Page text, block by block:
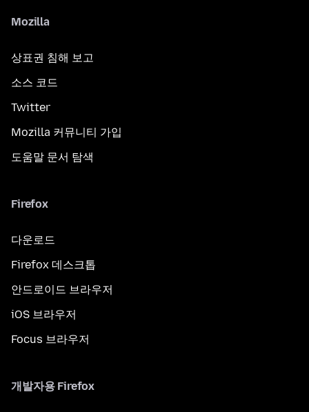
Mozilla
상표권 침해 보고
소스 코드
Twitter
Mozilla 커뮤니티 가입
도움말 문서 탐색
Firefox
다운로드
Firefox 데스크톱
안드로이드 브라우저
iOS 브라우저
Focus 브라우저
개발자용 Firefox